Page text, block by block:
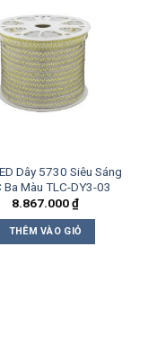
Dây 5730 Siêu Sáng
Ba Màu TLC-DY3-03
8.867.000₫
THÊM VÀO GIỎ